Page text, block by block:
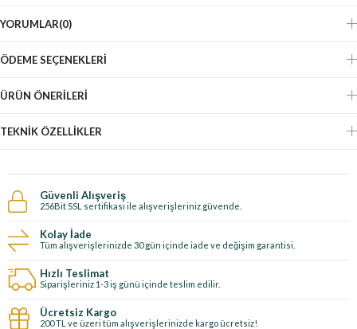
YORUMLAR(0)
ÖDEME SEÇENEKLERI
ÜRÜN ÖNERILERI
TEKNIK ÖZELLIKLER
Güvenli Alışveriş
256Bit SSL sertifikası ile alışverişleriniz güvende.
Kolay İade
Tüm alışverişlerinizde 30 gün içinde iade ve değişim garantisi.
Hızlı Teslimat
Siparişleriniz 1-3 iş günü içinde teslim edilir.
Ücretsiz Kargo
200 TL ve üzeri tüm alışverişlerinizde kargo ücretsiz!